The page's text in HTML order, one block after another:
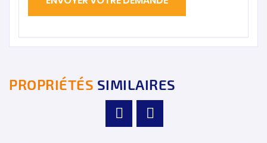
PROPRIÉTÉS SIMILAIRES